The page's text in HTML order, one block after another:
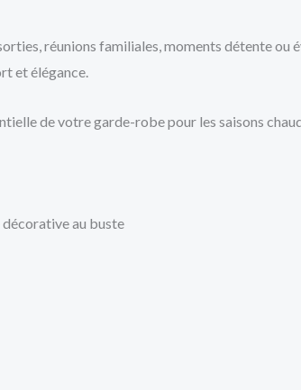
réunions familiales, moments détente ou
et élégance.
de votre garde-robe pour les saisons
au buste